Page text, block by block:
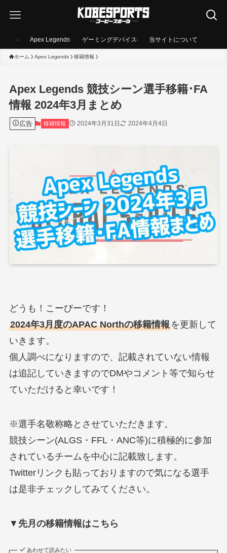
Apex Legends ゲーミングデバイス 当サイトについて
ホーム Apex Legends 移籍情報
Apex Legends 競技シーン選手移籍･FA
情報 2024年3月まとめ
広告 移籍情報 2024年3月31日 2024年4月4日
どうも！こーびーです！
2024年3月度のAPAC Northの移籍情報を更新して
いきます。
個人調べになりますので、記載されていない情報
は追記していきますのでDMやコメント等で知らせ
ていただけると幸いです！
※選手名敬称略とさせていただきます。
競技シーン(ALGS・FFL・ANC等)に積極的に参加
されているチームを中心に記載致します。
Twitterリンクも貼っておりますので気になる選手
は是非チェックしてみてください。
▼ 先月の移籍情報はこちら
あわせて読みたい